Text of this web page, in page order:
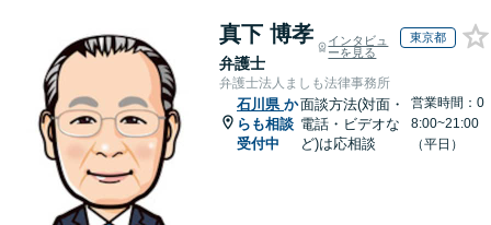
真下 博孝
弁護士
インタビュ
ーを見る
東京都
弁護士法人ましも法律事務所
石川県 か
らも相談
受付中
面談方法(対面・
電話・ビデオな
ど)は応相談
営業時間：0
8:00~21:00
（平日）